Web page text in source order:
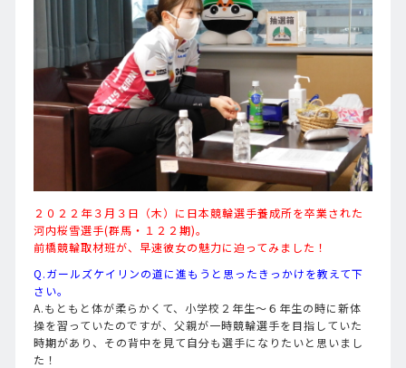
２０２２年３月３日（木）に日本競輪選手養成所を卒業された
河内桜雪選手(群馬・１２２期)。
前橋競輪取材班が、早速彼女の魅力に迫ってみました！
Q.ガールズケイリンの道に進もうと思ったきっかけを教えて下
さい。
A.もともと体が柔らかくて、小学校２年生～６年生の時に新体
操を習っていたのですが、父親が一時競輪選手を目指していた
時期があり、その背中を見て自分も選手になりたいと思いまし
た！